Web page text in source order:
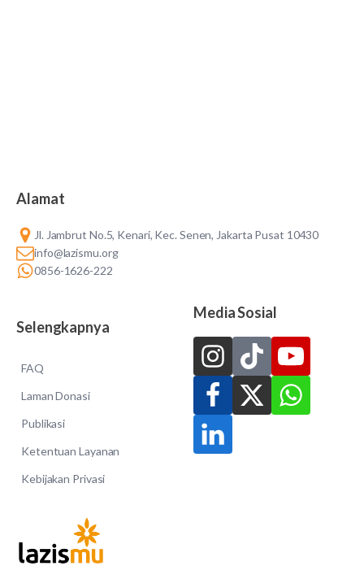
Alamat
Jl. Jambrut No.5, Kenari, Kec. Senen, Jakarta Pusat 10430
info@lazismu.org
0856-1626-222
Selengkapnya
FAQ
Laman Donasi
Publikasi
Ketentuan Layanan
Kebijakan Privasi
Media Sosial